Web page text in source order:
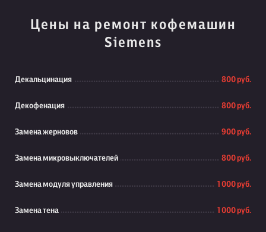
Цены на ремонт кофемашин
Siemens
Декальцинация 800 руб.
Декофенация 800 руб.
Замена жерновов 900 руб.
Замена микровыключателей 800 руб.
Замена модуля управления 1 000 руб.
Замена тена 1 000 руб.